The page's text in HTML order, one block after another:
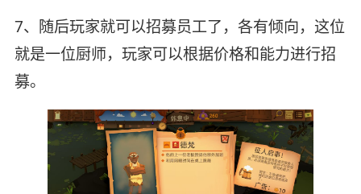
7、随后玩家就可以招募员工了，各有倾向，这位
就是一位厨师，玩家可以根据价格和能力进行招
募。